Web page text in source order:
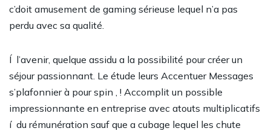
c’doit amusement de gaming sérieuse lequel n’a pas
perdu avec sa qualité.
Í l’avenir, quelque assidu a la possibilité pour créer un
séjour passionnant. Le étude leurs Accentuer Messages
s’plafonnier à pour spin , ! Accomplit un possible
impressionnante en entreprise avec atouts multiplicatifs
í du rémunération sauf que a cubage lequel les chute